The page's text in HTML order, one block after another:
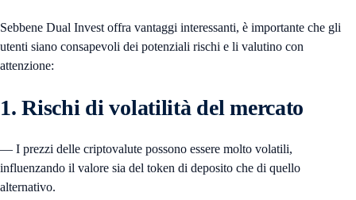
Sebbene Dual Invest offra vantaggi interessanti, è importante che gli
utenti siano consapevoli dei potenziali rischi e li valutino con
attenzione:
1. Rischi di volatilità del mercato
— I prezzi delle criptovalute possono essere molto volatili,
influenzando il valore sia del token di deposito che di quello
alternativo.